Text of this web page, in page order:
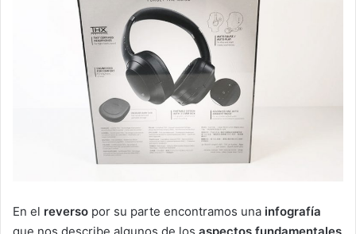
En el reverso por su parte encontramos una infografía